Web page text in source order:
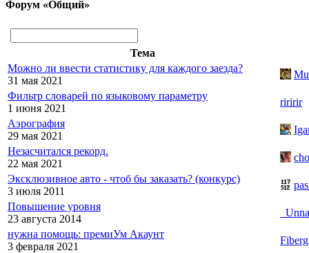
Форум «Общий»
Тема
Можно ли ввести статистику для каждого заезда?
31 мая 2021
Фильтр словарей по языковому параметру
1 июня 2021
riririr
Аэрография
29 мая 2021
Незасчитался рекорд.
22 мая 2021
Эксклюзивное авто - чтоб бы заказать? (конкурс)
3 июля 2011
Повышение уровня
23 августа 2014
нужна помощь: премиУм Акаунт
3 февраля 2021